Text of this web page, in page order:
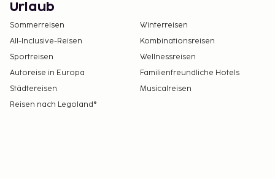
Urlaub
Sommerreisen
Winterreisen
All-Inclusive-Reisen
Kombinationsreisen
Sportreisen
Wellnessreisen
Autoreise in Europa
Familienfreundliche Hotels
Städtereisen
Musicalreisen
Reisen nach Legoland®